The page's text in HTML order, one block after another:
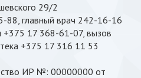
29/2
88, главный врач 242-16-16
+375 17 368-61-07, вызов
+375 17 316 11 53
ИР №: 00000000 от